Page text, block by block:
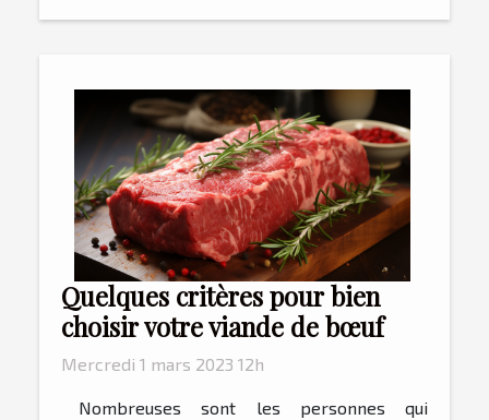
Quelques critères pour bien
choisir votre viande de bœuf
Mercredi 1 mars 2023 12h
Nombreuses sont les personnes qui